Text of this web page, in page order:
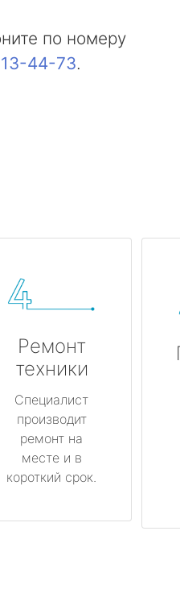
по номеру
44-73.
Ремонт
техники
Специалист
производит
ремонт на
месте и в
короткий срок.